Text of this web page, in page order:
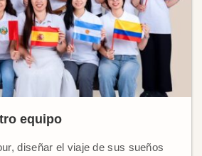
equipo
diseñar el viaje de sus sueños